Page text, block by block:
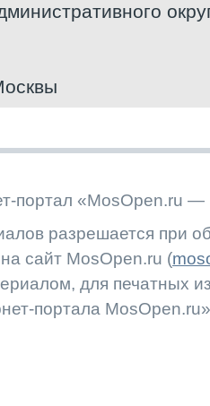
портал «MosOpen.ru —
разрешается при
сайт MosOpen.ru (
для печатных
портала